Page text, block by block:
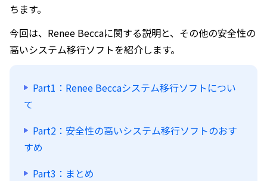
ちます。
今回は、Renee Beccaに関する説明と、その他の安全性の
高いシステム移行ソフトを紹介します。
Part1：Renee Beccaシステム移行ソフトについ
て
Part2：安全性の高いシステム移行ソフトのおす
すめ
Part3：まとめ